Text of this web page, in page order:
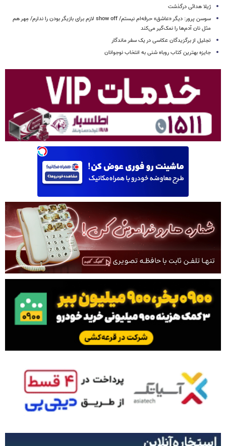
ژیلا هدائی درگذشت
سوسن پرور: دیگر «عاشق» حرفه‌ام نیستم/ show off لازم برای بازیگر بودن را ندارم/ مِهر هم
مثل نان آدم‌ها را نمک‌گیر می‌کند
تجلیل از برگزیدگان عکاسی در یک سفر ماندگار
جایزه بهترین کتاب روباه شنی به انتخاب نوجوانان